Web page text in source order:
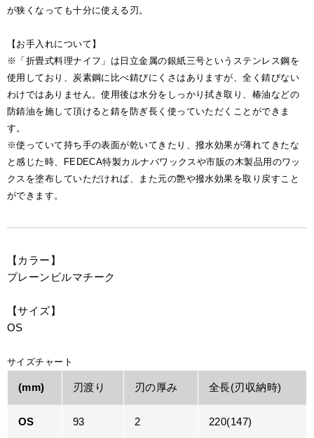
が狭くなっても十分に使える刃。
【お手入れについて】
※「折畳式料理ナイフ」は日立金属の銀紙三号というステンレス鋼を
使用しており、炭素鋼に比べ錆びにくさはありますが、全く錆びない
わけではありません。使用後は水分をしっかり拭き取り、椿油などの
防錆油を施して頂けると錆を防ぎ長く使っていただくことができま
す。
※使っていて持ち手の表面が乾いてきたり、撥水効果が薄れてきたな
と感じた時、FEDECA特製カルナバワックスや市販の木製品用のワッ
クスを塗布していただければ、また元の艶や撥水効果を取り戻すこと
ができます。
【カラー】
プレーンビルマチーク
【サイズ】
OS
サイズチャート
(mm) 刃渡り 刃の厚み 全長(刃収納時)
OS 93 2 220(147)